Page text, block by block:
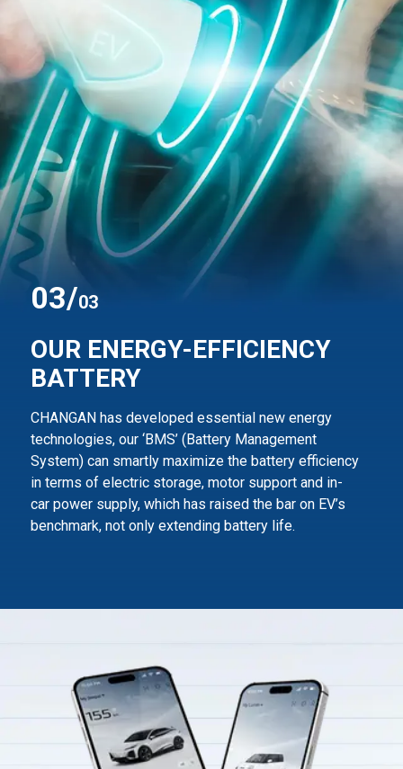
03/03
OUR ENERGY-EFFICIENCY
BATTERY
CHANGAN has developed essential new energy
technologies, our ‘BMS’ (Battery Management
System) can smartly maximize the battery efficiency
in terms of electric storage, motor support and in-
car power supply, which has raised the bar on EV’s
benchmark, not only extending battery life.